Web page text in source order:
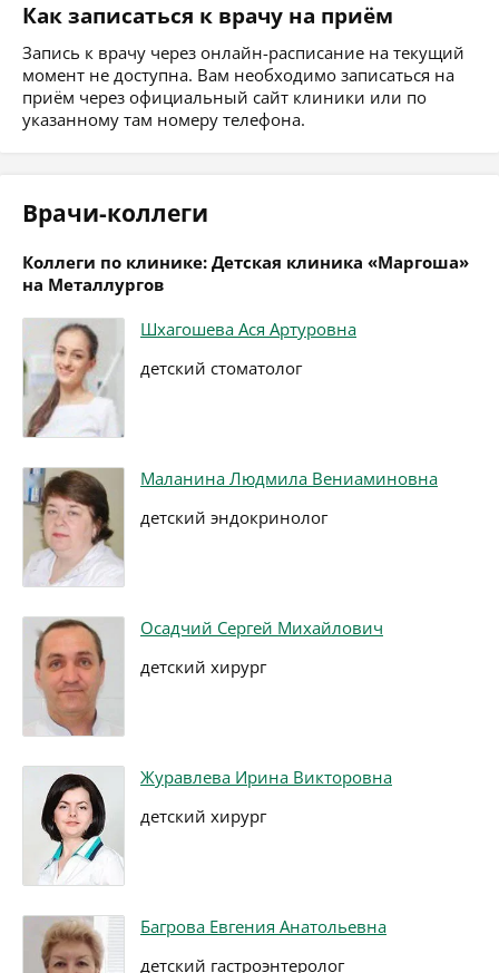
Как записаться к врачу на приём
Запись к врачу через онлайн-расписание на текущий
момент не доступна. Вам необходимо записаться на
приём через официальный сайт клиники или по
указанному там номеру телефона.
Врачи-коллеги
Коллеги по клинике: Детская клиника «Маргоша»
на Металлургов
Шхагошева Ася Артуровна
детский стоматолог
Маланина Людмила Вениаминовна
детский эндокринолог
Осадчий Сергей Михайлович
детский хирург
Журавлева Ирина Викторовна
детский хирург
Багрова Евгения Анатольевна
детский гастроэнтеролог